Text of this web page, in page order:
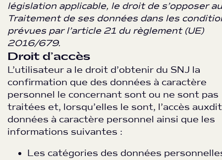
législation applicable, le droit de s’opposer au
Traitement de ses données dans les
prévues par l’article 21 du règlement (UE)
2016/679.
Droit d’accès
L’utilisateur a le droit d’obtenir du SNJ la
confirmation que des données à caractère
personnel le concernant sont ou ne sont pas
traitées et, lorsqu’elles le sont, l’accès
données à caractère personnel ainsi que les
informations suivantes :
Les catégories des données